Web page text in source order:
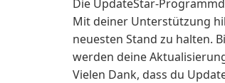
Die UpdateStar-
Mit deiner Unterstützung
neuesten Stand zu halten.
werden deine
Vielen Dank, dass du